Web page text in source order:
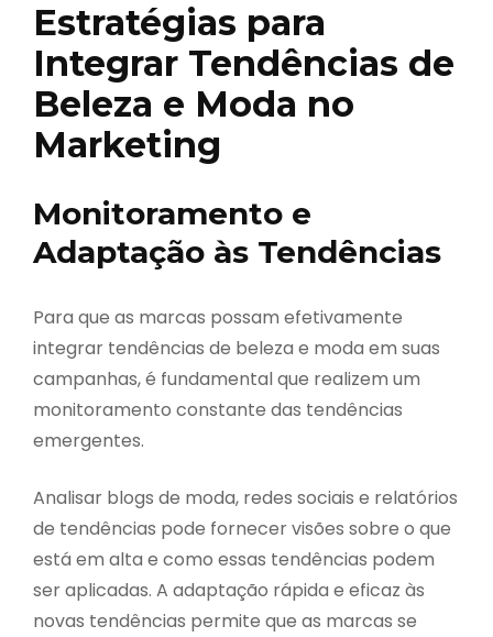
Estratégias para
Integrar Tendências de
Beleza e Moda no
Marketing
Monitoramento e
Adaptação às Tendências
Para que as marcas possam efetivamente
integrar tendências de beleza e moda em suas
campanhas, é fundamental que realizem um
monitoramento constante das tendências
emergentes.
Analisar blogs de moda, redes sociais e relatórios
de tendências pode fornecer visões sobre o que
está em alta e como essas tendências podem
ser aplicadas. A adaptação rápida e eficaz às
novas tendências permite que as marcas se